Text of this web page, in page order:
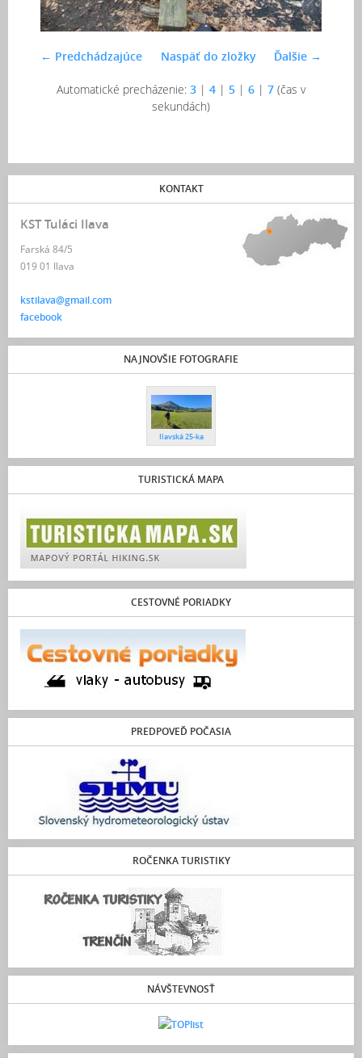
← Predchádzajúce Ďalšie →
Naspäť do zložky
Automatické precházenie: 3 | 4 | 5 | 6 | 7 (čas v
sekundách)
KONTAKT
KST Tuláci Ilava
Farská 84/5
019 01 Ilava
kstilava@gmail.com
facebook
NAJNOVŠIE FOTOGRAFIE
Ilavská 25-ka
TURISTICKÁ MAPA
CESTOVNÉ PORIADKY
PREDPOVEĎ POČASIA
ROČENKA TURISTIKY
NÁVŠTEVNOSŤ